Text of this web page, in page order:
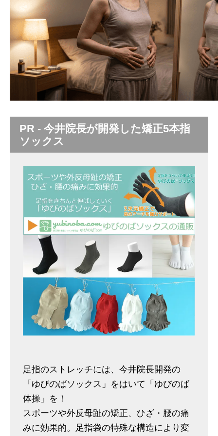
PR - 今井院長が開発した矯正5本指
ソックス
足指のストレッチには、今井院長開発の
「ゆびのばソックス」をはいて「ゆびのば
体操」を！
スポーツや外反母趾の矯正、ひざ・腰の痛
みに効果的。足指袋の特殊な構造により変